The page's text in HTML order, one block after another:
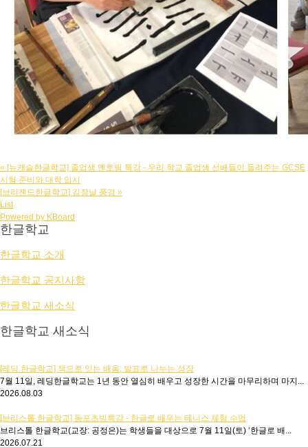
« [뉴캐슬한글학교] 졸업생 멘토링 특강 - 우리 학교 졸업생 선배들이 들려주는 GCSE
시험 준비와 대학 입시
[브리젠드한글학교] 김장날 풍경 »
List
Powered by KBoard
한글학교
한글학교 소개
한글학교 공지사항
한글학교 새소식
한글학교 새소식
[레딩 한글학교] 책으로 잇는 배움, 발표로 나누는 성장
7월 11일, 레딩한글학교는 1년 동안 열심히 배우고 성장한 시간을 마무리하며 마지...
2026.08.03
[브리스톨 한글학교] 동포초빙특강 - 한글로 배우는 테니스 체험 수업
브리스톨 한글학교(교장: 공정은)는 학생들을 대상으로 7월 11일(토) ‘한글로 배...
2026.07.21